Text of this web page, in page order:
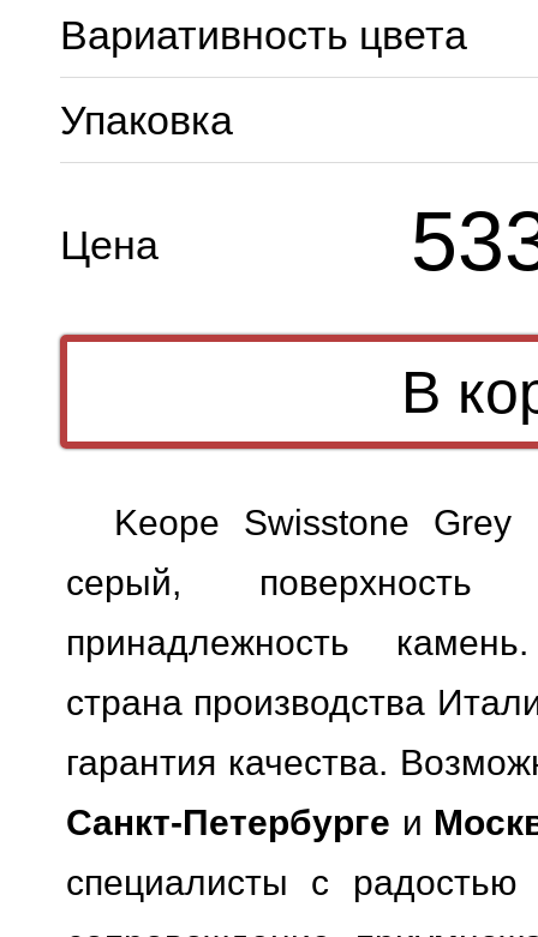
Вариативность цвета
Упаковка
Цена
Keope Swisstone Grey
серый, поверхность
принадлежность
страна производства
гарантия качества.
Санкт-Петербурге и
специалисты с радостью